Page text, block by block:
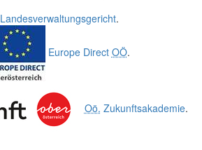
Landesverwaltungsgericht.
Europe Direct OÖ.
Oö. Zukunftsakademie.